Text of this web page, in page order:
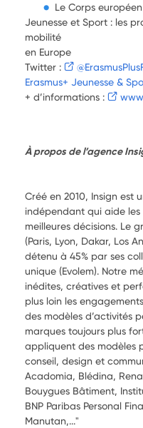
Le Corps
Jeunesse et Sport : les
mobilité
en Europe
Twitter :
Erasmus+ Jeunesse &
+ d’informations :
À propos de l’agence
Créé en 2010, Insign est
indépendant qui aide
meilleures décisions. Le
(Paris, Lyon, Dakar, Los
détenu à 45% par ses
unique (Evolem). Notre
inédites, créatives et
plus loin les
des modèles d’activités
marques toujours plus
appliquent des modèles
conseil, design et
Acadomia, Blédina,
Bouygues Bâtiment,
BNP Paribas Personal
Manutan,..."